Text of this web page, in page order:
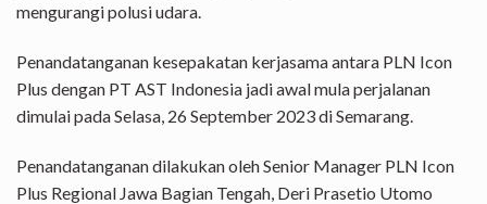
mengurangi polusi udara.
Penandatanganan kesepakatan kerjasama antara PLN Icon
Plus dengan PT AST Indonesia jadi awal mula perjalanan
dimulai pada Selasa, 26 September 2023 di Semarang.
Penandatanganan dilakukan oleh Senior Manager PLN Icon
Plus Regional Jawa Bagian Tengah, Deri Prasetio Utomo